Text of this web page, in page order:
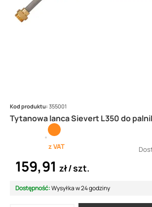
Tytanowa lanca Sievert L350 do
Kod produktu: 355001
z VAT
159,91 zł szt.
Dostępność:Wysyłka w 24 godziny